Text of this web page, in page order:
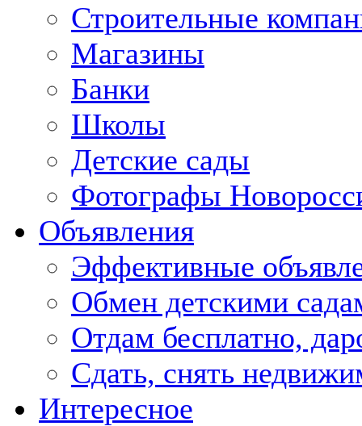
Строительные
Магазины
Банки
Школы
Детские сады
Фотографы
Объявления
Эффективные
Обмен детскими
Отдам бесплатно,
Сдать, снять
Интересное